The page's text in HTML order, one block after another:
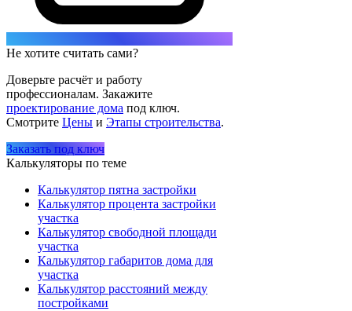
Не хотите считать сами?
Доверьте расчёт и работу
профессионалам. Закажите
проектирование дома под ключ.
Смотрите Цены и Этапы строительства.
Заказать под ключ
Калькуляторы по теме
Калькулятор пятна застройки
Калькулятор процента застройки
участка
Калькулятор свободной площади
участка
Калькулятор габаритов дома для
участка
Калькулятор расстояний между
постройками